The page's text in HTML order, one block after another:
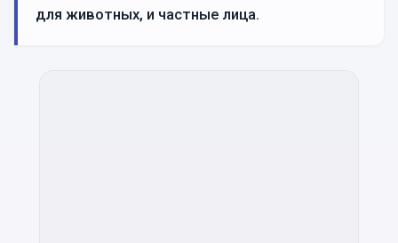
для животных, и частные лица.